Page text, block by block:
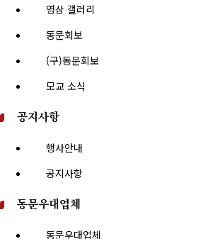
영상 갤러리
동문회보
(구)동문회보
모교 소식
공지사항
행사안내
공지사항
동문우대업체
동문우대업체